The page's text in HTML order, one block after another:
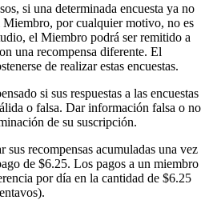
si una determinada encuesta ya no
Miembro, por cualquier motivo, no es
el Miembro podrá ser remitido a
una recompensa diferente. El
de realizar estas encuestas.
si sus respuestas a las encuestas
o falsa. Dar información falsa o no
de su suscripción.
sus recompensas acumuladas una vez
de $6.25. Los pagos a un miembro
por día en la cantidad de $6.25